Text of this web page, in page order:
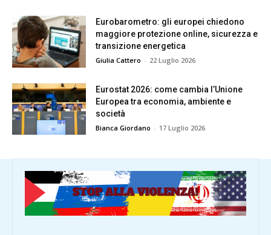
Eurobarometro: gli europei chiedono
maggiore protezione online, sicurezza e
transizione energetica
Giulia Cattero - 22 Luglio 2026
Eurostat 2026: come cambia l’Unione
Europea tra economia, ambiente e
società
Bianca Giordano - 17 Luglio 2026